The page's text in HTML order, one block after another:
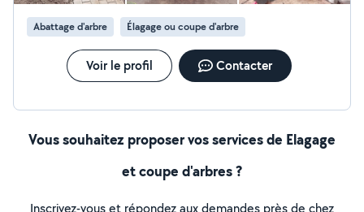
Abattage d'arbre Élagage ou coupe d'arbre
Voir le profil Contacter
Vous souhaitez proposer vos services de Elagage
et coupe d'arbres ?
Inscrivez-vous et répondez aux demandes près de chez